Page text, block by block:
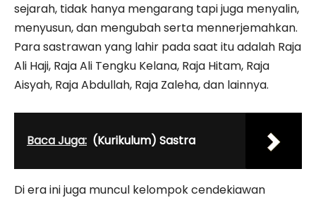
sejarah, tidak hanya mengarang tapi juga menyalin,
menyusun, dan mengubah serta mennerjemahkan.
Para sastrawan yang lahir pada saat itu adalah Raja
Ali Haji, Raja Ali Tengku Kelana, Raja Hitam, Raja
Aisyah, Raja Abdullah, Raja Zaleha, dan lainnya.
Baca Juga: (Kurikulum) Sastra
Di era ini juga muncul kelompok cendekiawan